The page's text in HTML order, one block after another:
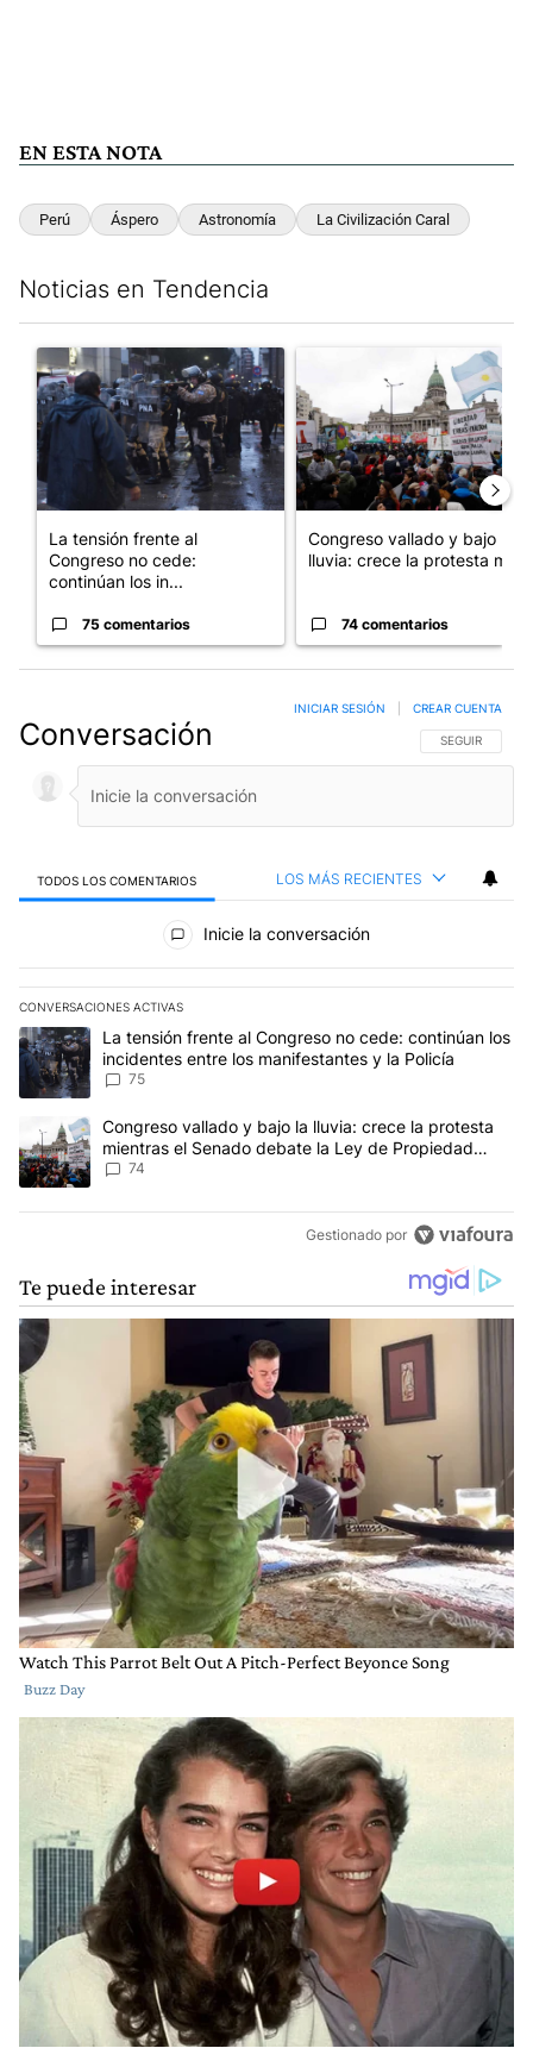
EN ESTA NOTA
Perú Áspero Astronomía La Civilización Caral
Noticias en Tendencia
Un artículo de tendencia con el título "La tensión frente al
La tensión frente al
Congreso no cede:
continúan los in...
75 comentarios
Un artículo de tendencia
Congreso vallado y bajo la
lluvia: crece la protesta mi...
74 comentarios
Conversación SIGA ESTA
SEGUIR
INICIAR SESIÓN CREAR CUENTA
TODOS LOS COMENTARIOS LOS MÁS RECIENTES
Todos los comentarios
Inicie la conversación
CONVERSACIONES ACTIVAS
Este listado muestra los artículos con más comentarios en los
Un artículo de tendencia con el título "La tensión frente al
La tensión frente al Congreso no cede: continúan los
incidentes entre los manifestantes y la Policía
75
Un artículo de tendencia con el título "Congreso vallado y bajo
Congreso vallado y bajo la lluvia: crece la protesta
mientras el Senado debate la Ley de Propiedad
Privada
74
Gestionado por